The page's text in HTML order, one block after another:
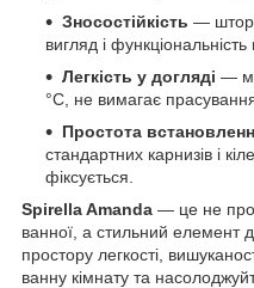
Зносостійкість —
вигляд і
Легкість у догляді —
°C, не вимагає
Простота
стандартних карнизів і
фіксується.
Spirella Amanda — це не
ванної, а стильний елемент
простору легкості,
ванну кімнату та